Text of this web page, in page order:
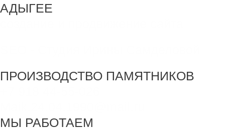
АДЫГЕЕ
ПРОИЗВОДСТВО ПАМЯТНИКОВ
МЫ РАБОТАЕМ